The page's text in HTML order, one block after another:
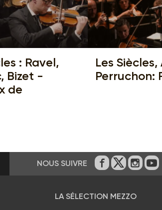
: Ravel,
Bizet -
de
Les
Perruchon:
NOUS SUIVRE Sur Facebook
SurSur
LA SÉLECTION MEZZO